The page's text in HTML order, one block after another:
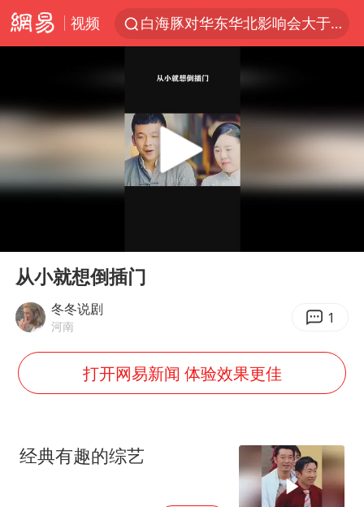
视频
白海豚对华东华北影响会大于巴威
《披荆斩棘2026》阵容官宣
全球最大级别运输船通过长江大桥
独闯南太行的失联女生最后轨迹已确认
上海全力守护市民“菜篮子”
新疆一婚礼线上邀请引热议
《龙餐馆》 冲奖
云南一男子胃中取出180颗铁钉
以军士兵把枪口对准中国记者
Play
从小就想倒插门
冬冬说剧
河南 1
打开网易新闻 体验效果更佳
经典有趣的综艺